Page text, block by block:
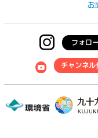
お
フォロ
チャンネル